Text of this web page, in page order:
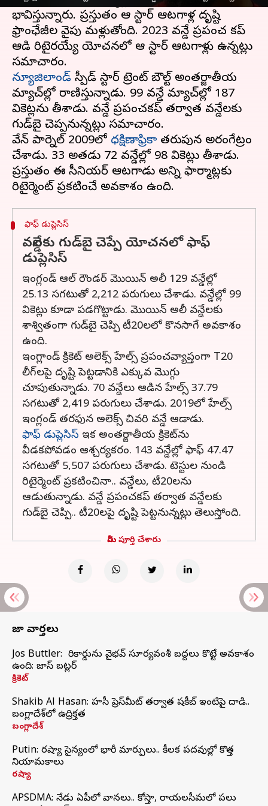
భావిస్తున్నారు. ప్రస్తుతం ఆ స్టార్ ఆటగాళ్ల దృష్టి
ఫ్రాంఛేజీల వైపు మళ్లుతోంది. 2023 వన్డే ప్రపంచ కప్
ఆడి రిటైరయ్యే యోచనలో ఆ స్టార్ ఆటగాళ్లు ఉన్నట్లు
న్యూజిలాండ్ స్పీడ్ స్టార్ ట్రెంట్ బౌల్ట్ అంతర్జాతీయ
మ్యాచ్‌ల్లో రాణిస్తున్నాడు. 99 వన్డే మ్యాచ్‌ల్లో 187
వికెట్లను తీశాడు. వన్డే ప్రపంచకప్ తర్వాత వన్డేలకు
గుడ్‌బై చెప్పనున్నట్లు సమాచారం.
వేన్ పార్నెల్ 2009లో ధక్షిణాఫ్రికా తరుపున అరంగేట్రం
చేశాడు. 33 అతడు 72 వన్డేల్లో 98 వికెట్లు తీశాడు.
ప్రస్తుతం ఈ సీనియర్ ఆటగాడు అన్ని ఫార్మాట్లకు
ఫాఫ్ డుప్లెసిస్
వన్డేలకు గుడ్‌బై చెప్పే యోచనలో ఫాఫ్
డుప్లెసిస్
ఇంగ్లండ్ ఆల్ రౌండర్ మొయిన్ అలీ 129 వన్డేల్లో
25.13 సగటుతో 2,212 పరుగులు చేశాడు. వన్డేల్లో 99
వికెట్లు కూడా పడగొట్టాడు. మొయిన్ అలీ వన్డేలకు
శాశ్వితంగా గుడ్‌బై చెప్పి టీ20లలో కొనసాగే అవకాశం
ఉంది.
ఇంగ్లాండ్ క్రికెట్ అలెక్స్ హేల్స్ ప్రపంచవ్యాప్తంగా T20
లీగ్‌లపై దృష్టి పెట్టడానికి ఎక్కువ మొగ్గు
చూపుతున్నాడు. 70 వన్డేలు ఆడిన హేల్స్ 37.79
సగటుతో 2,419 పరుగులు చేశాడు. 2019లో హేల్స్
ఇంగ్లండ్ తరఫున అలెక్స్ చివరి వన్డే ఆడాడు.
ఫాఫ్ డుప్లెసిస్ ఇక అంతర్జాతీయ క్రికెట్‌ను
వీడకపోవడం ఆశ్చర్యకరం. 143 వన్డేల్లో ఫాఫ్ 47.47
సగటుతో 5,507 పరుగులు చేశాడు. టెస్టుల నుండి
రిటైర్మెంట్ ప్రకటించినా.. వన్డేలు, టీ20లను
ఆడుతున్నాడు. వన్డే ప్రపంచకప్ తర్వాత వన్డేలకు
గుడ్‌బై చెప్పి.. టీ20లపై దృష్టి పెట్టనున్నట్లు తెలుస్తోంది.
మీరు పూర్తి చేశారు
తాజా వార్తలు
Jos Buttler: నా రికార్డును వైభవ్ సూర్యవంశీ బద్దలు కొట్టే అవకాశం
ఉంది: జాస్ బట్లర్
క్రికెట్
Shakib Al Hasan: హసీనా ప్రెస్‌మీట్‌ తర్వాత షకీబ్‌ ఇంటిపై దాడి..
బంగ్లాదేశ్‌లో ఉద్రిక్తత
బంగ్లాదేశ్
Putin: రష్యా సైన్యంలో భారీ మార్పులు.. కీలక పదవుల్లో కొత్త
నియామకాలు
రష్యా
APSDMA: నేడు ఏపీలో వానలు.. కోస్తా, రాయలసీమలో పలు